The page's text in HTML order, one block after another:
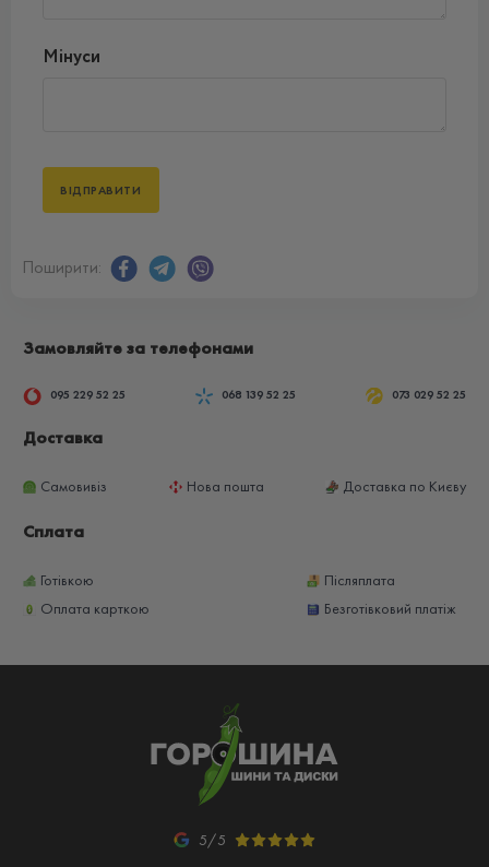
Мінуси
Поширити:
Замовляйте за телефонами
095 229 52 25 068 139 52 25 073 029 52 25
Доставка
Самовивіз Нова пошта Доставка по Києву
Сплата
Готівкою
Післяплата
Оплата карткою
Безготівковий платіж
5/5